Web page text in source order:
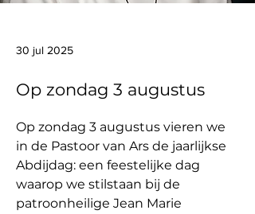
30 jul 2025
Op zondag 3 augustus
Op zondag 3 augustus vieren we
in de Pastoor van Ars de jaarlijkse
Abdijdag: een feestelijke dag
waarop we stilstaan bij de
patroonheilige Jean Marie